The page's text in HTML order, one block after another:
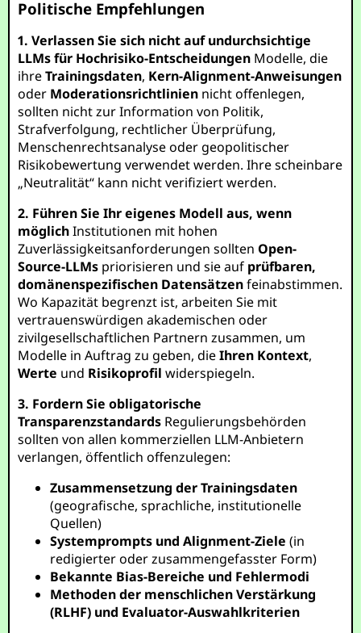
Politische Empfehlungen
1. Verlassen Sie sich nicht auf undurchsichtige
LLMs für Hochrisiko-Entscheidungen Modelle, die
ihreTrainingsdaten, Kern-Alignment-Anweisungen
oder Moderationsrichtlinien nicht offenlegen,
sollten nicht zur Information von Politik,
Strafverfolgung, rechtlicher Überprüfung,
Menschenrechtsanalyse oder geopolitischer
Risikobewertung verwendet werden. Ihre scheinbare
„Neutralität“ kann nicht verifiziert werden.
2. Führen Sie Ihr eigenes Modell aus, wenn
möglichInstitutionen mit hohen
Zuverlässigkeitsanforderungen solltenOpen-
Source-LLMs priorisieren und sie auf prüfbaren,
domänenspezifischen Datensätzenfeinabstimmen.
Wo Kapazität begrenzt ist, arbeiten Sie mit
vertrauenswürdigen akademischen oder
zivilgesellschaftlichen Partnern zusammen, um
Modelle in Auftrag zu geben, dieIhren Kontext,
Werte und Risikoprofil widerspiegeln.
3. Fordern Sie obligatorische
Transparenzstandards Regulierungsbehörden
sollten von allen kommerziellen LLM-Anbietern
verlangen, öffentlich offenzulegen:
Zusammensetzung der Trainingsdaten
(geografische, sprachliche, institutionelle
Quellen)
Systemprompts und Alignment-Ziele (in
redigierter oder zusammengefasster Form)
Bekannte Bias-Bereiche und Fehlermodi
Methoden der menschlichen Verstärkung
(RLHF) und Evaluator-Auswahlkriterien